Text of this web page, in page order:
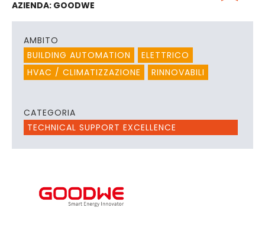
AZIENDA: GOODWE
CATEGORIA
TECHNICAL SUPPORT EXCELLENCE
AMBITO
BUILDING AUTOMATION
ELETTRICO
HVAC / CLIMATIZZAZIONE
RINNOVABILI